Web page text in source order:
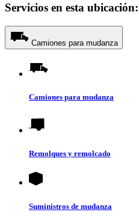
Servicios en esta ubicación:
Camiones para mudanza
Camiones para mudanza
Remolques y remolcado
Suministros de mudanza